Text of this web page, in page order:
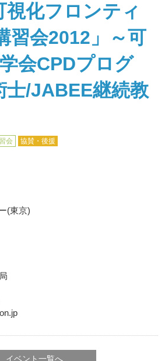
視化フロンティ
習会2012」～可
会CPDプログ
士/JABEE継続教
会 協賛・後援
(東京)
イベント一覧へ